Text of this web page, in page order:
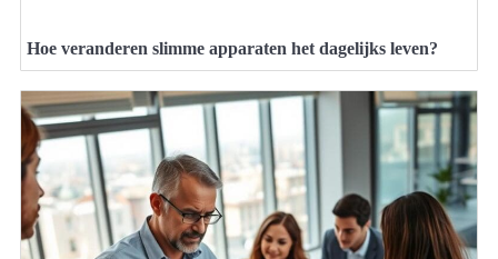
Hoe veranderen slimme apparaten het dagelijks leven?